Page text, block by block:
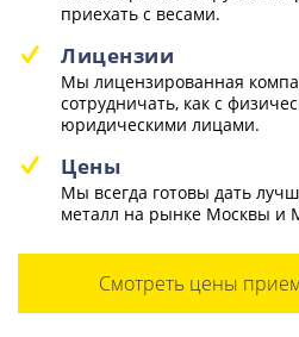
приехать с весами.
Лицензии
Мы лицензированная
сотрудничать, как с
юридическими лицами.
Цены
Мы всегда готовы дать
металл на рынке Москвы и
Смотреть цены